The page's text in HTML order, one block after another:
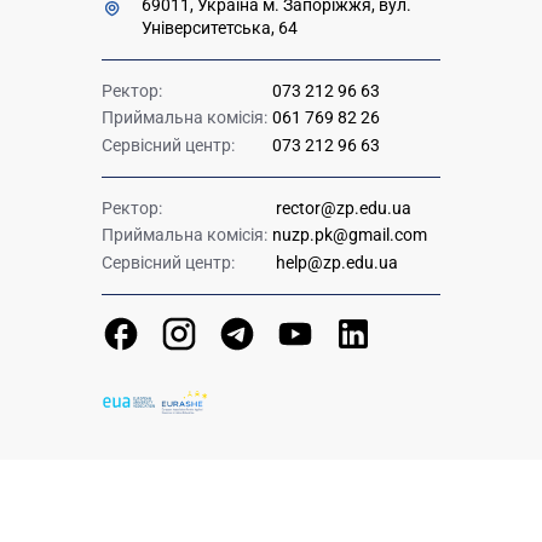
69011, Україна м. Запоріжжя, вул.
Університетська, 64
Ректор:
073 212 96 63
Приймальна комісія: 061 769 82 26
Сервісний центр:
073 212 96 63
Ректор:
rector@zp.edu.ua
Приймальна комісія: nuzp.pk@gmail.com
Сервісний центр:
help@zp.edu.ua